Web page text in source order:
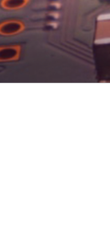
Aller
au
contenu
principal